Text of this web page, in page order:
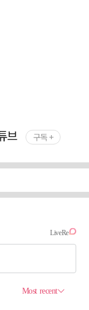
브 구독 +